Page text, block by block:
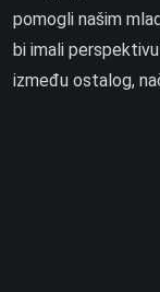
pomogli našim
bi imali
između ostalog,